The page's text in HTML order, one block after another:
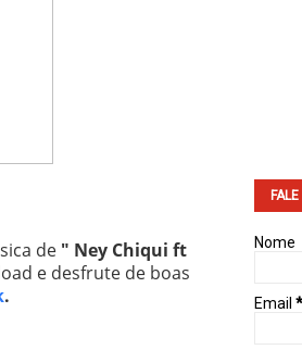
de " Ney Chiqui ft
e desfrute de boas
.
Nome
Email *